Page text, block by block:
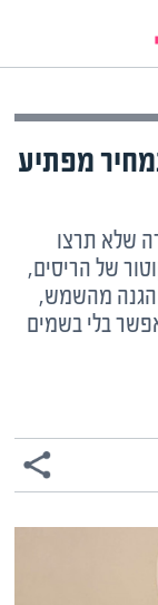
מפתיע
שלא תרצו
של הריסים,
הגנה מהשמש,
בלי בשמים